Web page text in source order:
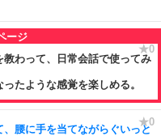
わって、日常会話で使ってみ
たような感覚を楽しめる。
腰に手を当てながらぐいっと